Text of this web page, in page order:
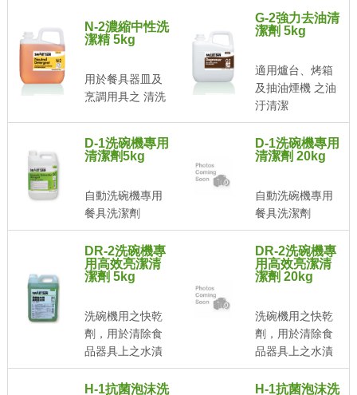
N-2濃縮中性洗
潔精 5kg
用於餐具器皿及
烹調用具之 清洗
G-2強力去油清
潔劑 5kg
適用爐台、烤箱
及抽油煙機 之油
汙清潔
D-1洗碗機專用
清潔劑5kg
自動洗碗機專用
餐具洗潔劑
D-1洗碗機專用
清潔劑 20kg
自動洗碗機專用
餐具洗潔劑
DR-2洗碗機專
用高效亮潔清
潔劑 5kg
洗碗機用之快乾
劑，用於清除食
品器具上之水漬
DR-2洗碗機專
用高效亮潔清
潔劑 20kg
洗碗機用之快乾
劑，用於清除食
品器具上之水漬
H-1抗菌泡沫洗 H-1抗菌泡沫洗